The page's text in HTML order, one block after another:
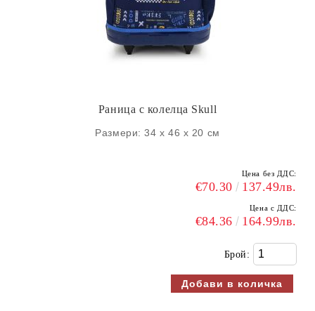
Раница с колелца Skull
Размери: 34 х 46 х 20 см
Цена без ДДС:
€70.30 137.49лв.
Цена с ДДС:
€84.36 164.99лв.
Брой: